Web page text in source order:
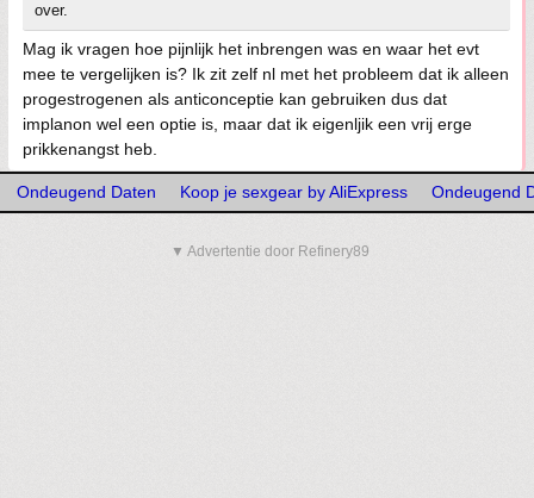
over.
Mag ik vragen hoe pijnlijk het inbrengen was en waar het evt
mee te vergelijken is? Ik zit zelf nl met het probleem dat ik alleen
progestrogenen als anticonceptie kan gebruiken dus dat
implanon wel een optie is, maar dat ik eigenljik een vrij erge
prikkenangst heb.
Ondeugend Daten Koop je sexgear by AliExpress Ondeugend
▼ Advertentie door Refinery89